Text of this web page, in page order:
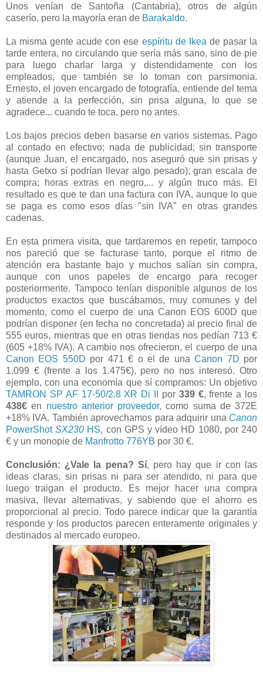
Unos venían de Santoña (Cantabria), otros de algún
caserío, pero la mayoría eran de Barakaldo.
La misma gente acude con ese espíritu de Ikea de pasar la
tarde entera, no circulando que sería más sano, sino de pie
para luego charlar larga y distendidamente con los
empleados, que también se lo toman con parsimonia.
Ernesto, el joven encargado de fotografía, entiende del tema
y atiende a la perfección, sin prisa alguna, lo que se
agradece... cuando te toca, pero no antes.
Los bajos precios deben basarse en varios sistemas. Pago
al contado en efectivo; nada de publicidad; sin transporte
(aunque Juan, el encargado, nos aseguró que sin prisas y
hasta Getxo sí podrían llevar algo pesado); gran escala de
compra; horas extras en negro,... y algún truco más. El
resultado es que te dan una factura con IVA, aunque lo que
se paga es como esos días "sin IVA" en otras grandes
cadenas.
En esta primera visita, que tardaremos en repetir, tampoco
nos pareció que se facturase tanto, porque el ritmo de
atención era bastante bajo y muchos salían sin compra,
aunque con unos papeles de encargo para recoger
posteriormente. Tampoco tenían disponible algunos de los
productos exactos que buscábamos, muy comunes y del
momento, como el cuerpo de una Canon EOS 600D que
podrían disponer (en fecha no concretada) al precio final de
555 euros, mientras que en otras tiendas nos pedían 713 €
(605 +18% IVA). A cambio nos ofrecieron, el cuerpo de una
Canon EOS 550D por 471 € o el de unaCanon 7D por
1.099 € (frente a los 1.475€), pero no nos interesó. Otro
ejemplo, con una economía que sí compramos: Un objetivo
TAMRON SP AF 17-50/2.8 XR Di II por 339 €, frente a los
438€ en nuestro anterior proveedor, como suma de 372E
+18% IVA. También aprovechamos para adquirir una Canon
PowerShotSX230 HS, con GPS y vídeo HD 1080, por 240
€ y un monopie de Manfrotto 776YB por 30 €.
Conclusión: ¿Vale la pena? Sí, pero hay que ir con las
ideas claras, sin prisas ni para ser atendido, ni para que
luego traigan el producto. Es mejor hacer una compra
masiva, llevar alternativas, y sabiendo que el ahorro es
proporcional al precio. Todo parece indicar que la garantía
responde y los productos parecen enteramente originales y
destinados al mercado europeo.